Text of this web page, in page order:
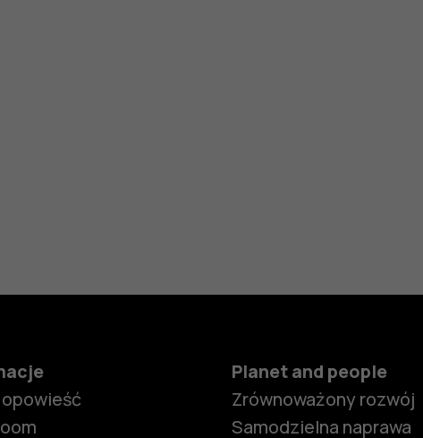
Planet and people
Zrównoważony rozwój
Samodzielna naprawa